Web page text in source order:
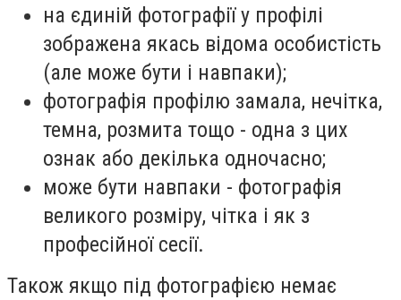
на єдиній фотографії у профілі
зображена якась відома особистість
(але може бути і навпаки);
фотографія профілю замала, нечітка,
темна, розмита тощо - одна з цих
ознак або декілька одночасно;
може бути навпаки - фотографія
великого розміру, чітка і як з
професійної сесії.
Також якщо під фотографією немає